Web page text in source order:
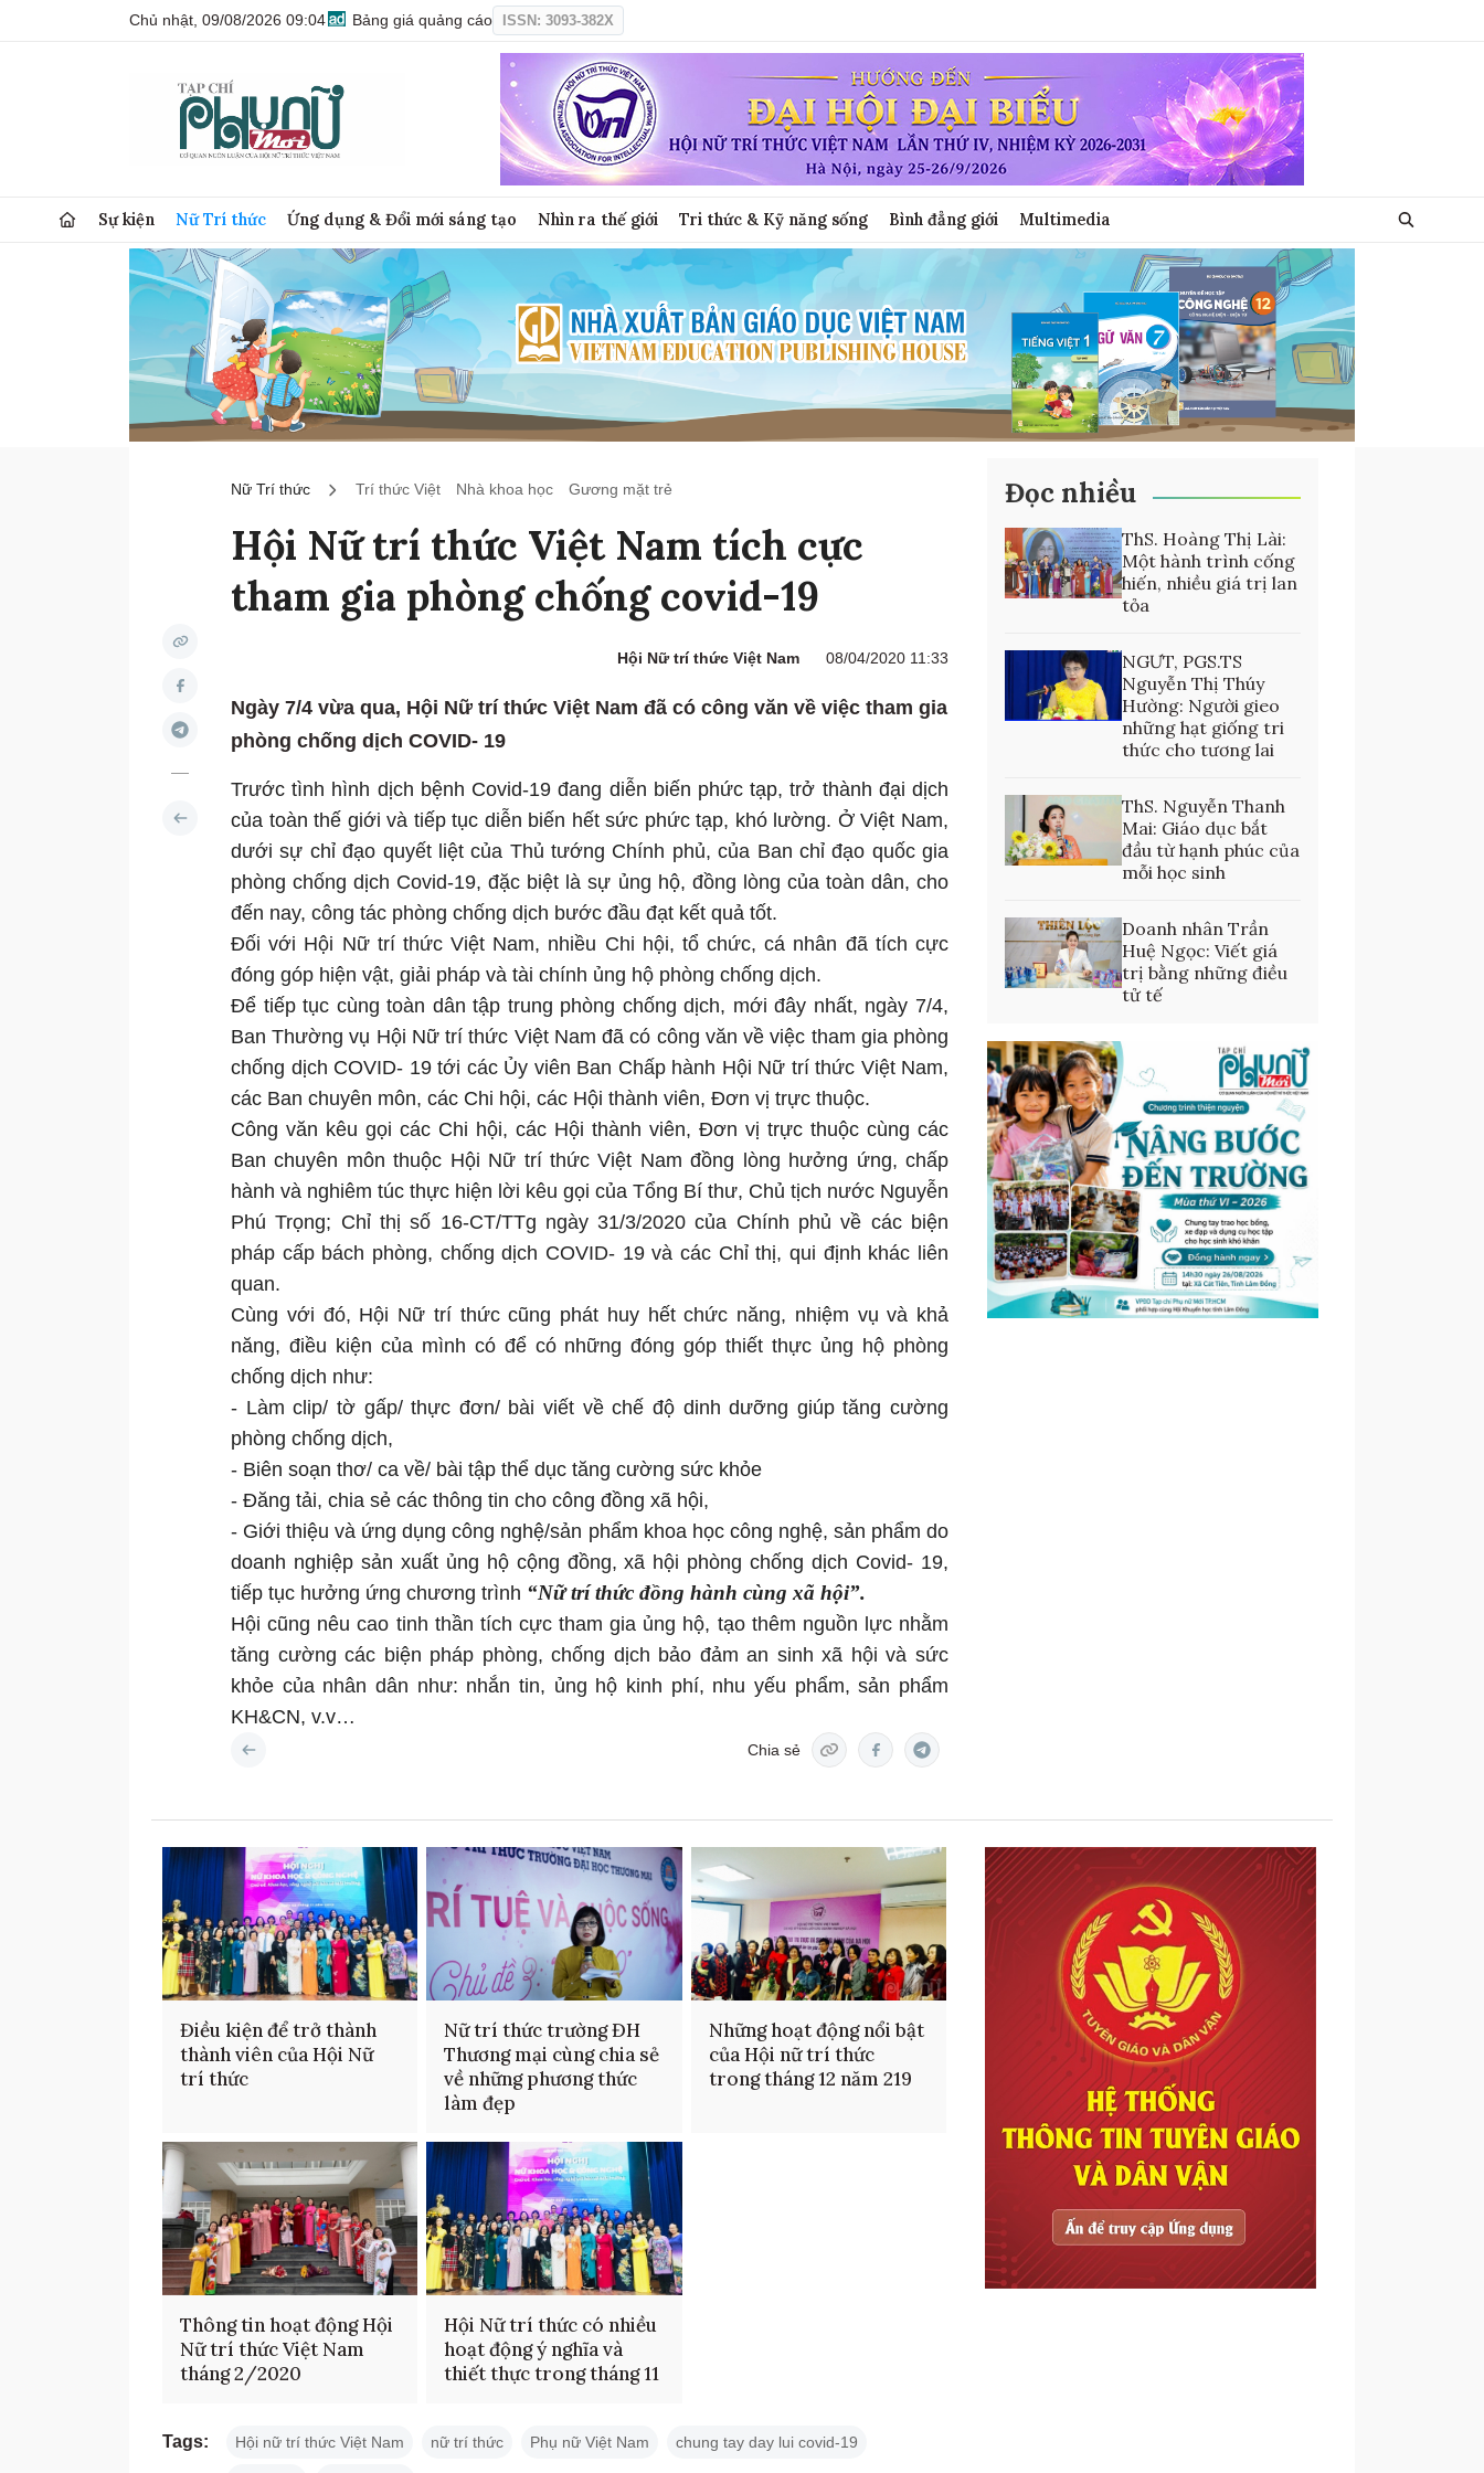
Chủ nhật, 09/08/2026 09:04 Bảng giá quảng cáo ISSN: 3093-382X
Sự kiện Nữ Trí thức Ứng dụng & Đổi mới sáng tạo Nhìn ra thế giới Tri thức & Kỹ năng sống Bình đẳng giới Multimedia
Nữ Trí thức Trí thức Việt Nhà khoa học Gương mặt trẻ
Hội Nữ trí thức Việt Nam tích cực
tham gia phòng chống covid-19
Hội Nữ trí thức Việt Nam 08/04/2020 11:33
Ngày 7/4 vừa qua, Hội Nữ trí thức Việt Nam đã có công văn về việc tham gia
phòng chống dịch COVID- 19
Trước tình hình dịch bệnh Covid-19 đang diễn biến phức tạp, trở thành đại dịch
của toàn thế giới và tiếp tục diễn biến hết sức phức tạp, khó lường. Ở Việt Nam,
dưới sự chỉ đạo quyết liệt của Thủ tướng Chính phủ, của Ban chỉ đạo quốc gia
phòng chống dịch Covid-19, đặc biệt là sự ủng hộ, đồng lòng của toàn dân, cho
đến nay, công tác phòng chống dịch bước đầu đạt kết quả tốt.
Đối với Hội Nữ trí thức Việt Nam, nhiều Chi hội, tổ chức, cá nhân đã tích cực
đóng góp hiện vật, giải pháp và tài chính ủng hộ phòng chống dịch.
Để tiếp tục cùng toàn dân tập trung phòng chống dịch, mới đây nhất, ngày 7/4,
Ban Thường vụ Hội Nữ trí thức Việt Nam đã có công văn về việc tham gia phòng
chống dịch COVID- 19 tới các Ủy viên Ban Chấp hành Hội Nữ trí thức Việt Nam,
các Ban chuyên môn, các Chi hội, các Hội thành viên, Đơn vị trực thuộc.
Công văn kêu gọi các Chi hội, các Hội thành viên, Đơn vị trực thuộc cùng các
Ban chuyên môn thuộc Hội Nữ trí thức Việt Nam đồng lòng hưởng ứng, chấp
hành và nghiêm túc thực hiện lời kêu gọi của Tổng Bí thư, Chủ tịch nước Nguyễn
Phú Trọng; Chỉ thị số 16-CT/TTg ngày 31/3/2020 của Chính phủ về các biện
pháp cấp bách phòng, chống dịch COVID- 19 và các Chỉ thị, qui định khác liên
quan.
Cùng với đó, Hội Nữ trí thức cũng phát huy hết chức năng, nhiệm vụ và khả
năng, điều kiện của mình có để có những đóng góp thiết thực ủng hộ phòng
chống dịch như:
- Làm clip/ tờ gấp/ thực đơn/ bài viết về chế độ dinh dưỡng giúp tăng cường
phòng chống dịch,
- Biên soạn thơ/ ca về/ bài tập thể dục tăng cường sức khỏe
- Đăng tải, chia sẻ các thông tin cho công đồng xã hội,
- Giới thiệu và ứng dụng công nghệ/sản phẩm khoa học công nghệ, sản phẩm do
doanh nghiệp sản xuất ủng hộ cộng đồng, xã hội phòng chống dịch Covid- 19,
tiếp tục hưởng ứng chương trình “Nữ trí thức đồng hành cùng xã hội”.
Hội cũng nêu cao tinh thần tích cực tham gia ủng hộ, tạo thêm nguồn lực nhằm
tăng cường các biện pháp phòng, chống dịch bảo đảm an sinh xã hội và sức
khỏe của nhân dân như: nhắn tin, ủng hộ kinh phí, nhu yếu phẩm, sản phẩm
KH&CN, v.v…
Chia sẻ
Đọc nhiều
ThS. Hoàng Thị Lài:
Một hành trình cống
hiến, nhiều giá trị lan
tỏa
NGƯT, PGS.TS
Nguyễn Thị Thúy
Hường: Người gieo
những hạt giống tri
thức cho tương lai
ThS. Nguyễn Thanh
Mai: Giáo dục bắt
đầu từ hạnh phúc của
mỗi học sinh
Doanh nhân Trần
Huệ Ngọc: Viết giá
trị bằng những điều
tử tế
Điều kiện để trở thành
thành viên của Hội Nữ
trí thức
Nữ trí thức trường ĐH
Thương mại cùng chia sẻ
về những phương thức
làm đẹp
Những hoạt động nổi bật
của Hội nữ trí thức
trong tháng 12 năm 219
Thông tin hoạt động Hội
Nữ trí thức Việt Nam
tháng 2/2020
Hội Nữ trí thức có nhiều
hoạt động ý nghĩa và
thiết thực trong tháng 11
Tags: Hội nữ trí thức Việt Nam nữ trí thức Phụ nữ Việt Nam chung tay day lui covid-19